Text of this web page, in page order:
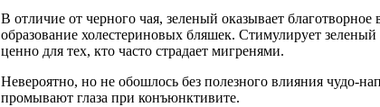
В отличие от черного чая, зеленый оказывает
образование холестериновых бляшек. Стимулирует
ценно для тех, кто часто страдает мигренями.
Невероятно, но не обошлось без полезного влияния чудо-
промывают глаза при конъюнктивите.